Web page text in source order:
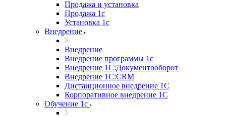
Продажа и установка
Продажа 1с
Установка 1с
Внедрение
Внедрение
Внедрение программы 1с
Внедрение 1С:Документооборот
Внедрение 1С:CRM
Дистанционное внедрение 1С
Корпоративное внедрение 1С
Обучение 1с